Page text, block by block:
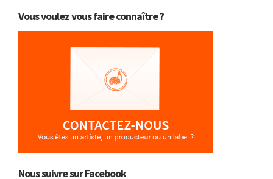
Vous voulez vous faire connaître ?
Nous suivre sur Facebook